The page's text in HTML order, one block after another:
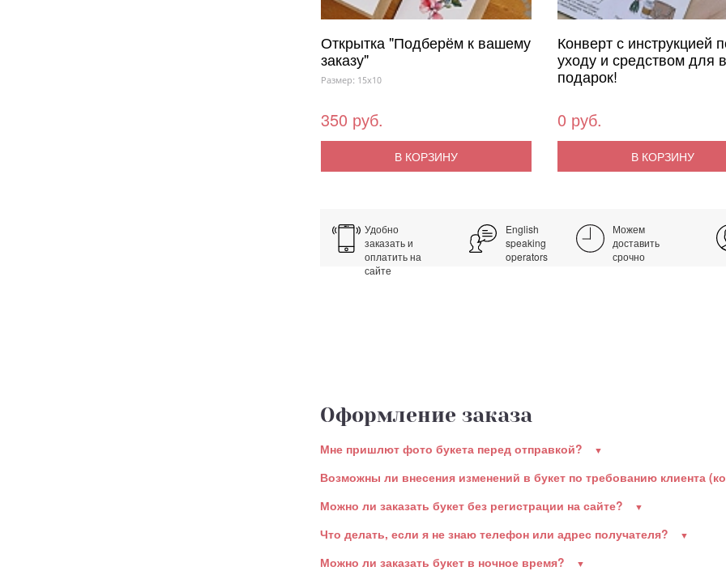
Открытка "Подберём к вашему
заказу"
Размер: 15x10
350 руб.
В КОРЗИНУ
Конверт с инструкцией
уходу и средством для
подарок!
0 руб.
В КОРЗИНУ
Удобно
заказать и
оплатить на
сайте
English
speaking
operators
Можем
доставить
срочно
Оформление заказа
Мне пришлют фото букета перед отправкой?
Возможны ли внесения изменений в букет по требованию клиента
Можно ли заказать букет без регистрации на сайте?
Что делать, если я не знаю телефон или адрес получателя?
Можно ли заказать букет в ночное время?